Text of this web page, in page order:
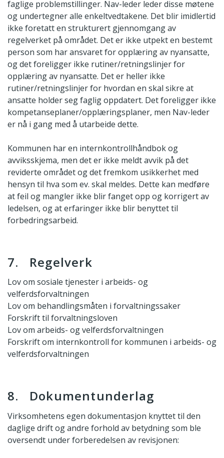
faglige problemstillinger. Nav-leder leder disse møtene
og undertegner alle enkeltvedtakene. Det blir imidlertid
ikke foretatt en strukturert gjennomgang av
regelverket på området. Det er ikke utpekt en bestemt
person som har ansvaret for opplæring av nyansatte,
og det foreligger ikke rutiner/retningslinjer for
opplæring av nyansatte. Det er heller ikke
rutiner/retningslinjer for hvordan en skal sikre at
ansatte holder seg faglig oppdatert. Det foreligger ikke
kompetanseplaner/opplæringsplaner, men Nav-leder
er nå i gang med å utarbeide dette.
Kommunen har en internkontrollhåndbok og
avviksskjema, men det er ikke meldt avvik på det
reviderte området og det fremkom usikkerhet med
hensyn til hva som ev. skal meldes. Dette kan medføre
at feil og mangler ikke blir fanget opp og korrigert av
ledelsen, og at erfaringer ikke blir benyttet til
forbedringsarbeid.
7. Regelverk
Lov om sosiale tjenester i arbeids- og
velferdsforvaltningen
Lov om behandlingsmåten i forvaltningssaker
Forskrift til forvaltningsloven
Lov om arbeids- og velferdsforvaltningen
Forskrift om internkontroll for kommunen i arbeids- og
velferdsforvaltningen
8. Dokumentunderlag
Virksomhetens egen dokumentasjon knyttet til den
daglige drift og andre forhold av betydning som ble
oversendt under forberedelsen av revisjonen: